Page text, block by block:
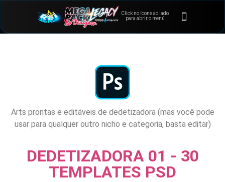
Click no ícone ao lado
para abrir o menú
Arts prontas e editáveis de dedetizadora (mas você pode
usar para qualquer outro nicho e categoria, basta editar)
DEDETIZADORA 01 - 30
TEMPLATES PSD